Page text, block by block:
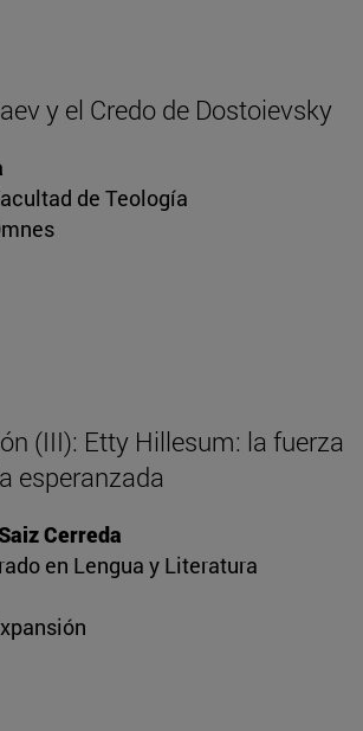
y el Credo de Dostoievsky
de Teología
(III): Etty Hillesum: la fuerza
esperanzada
Cerreda
en Lengua y Literatura